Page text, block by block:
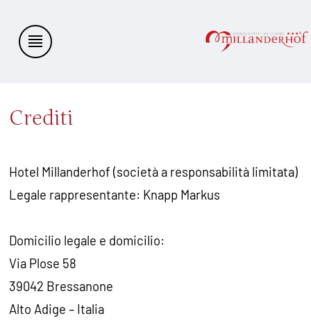
Crediti
Hotel Millanderhof (società a responsabilità limitata)
Legale rappresentante: Knapp Markus
Domicilio legale e domicilio:
Via Plose 58
39042 Bressanone
Alto Adige – Italia